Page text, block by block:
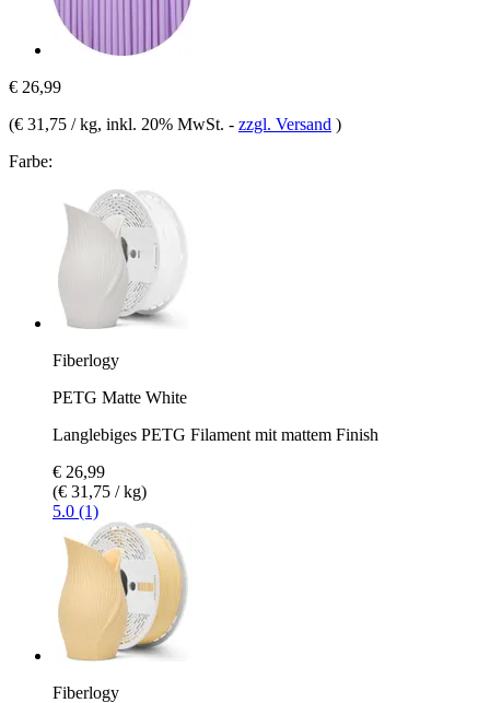
€ 26,99
(€ 31,75 / kg, inkl. 20% MwSt. - zzgl. Versand )
Farbe:
Fiberlogy
PETG Matte White
Langlebiges PETG Filament mit mattem Finish
€ 26,99
(€ 31,75 / kg)
5.0 (1)
Fiberlogy